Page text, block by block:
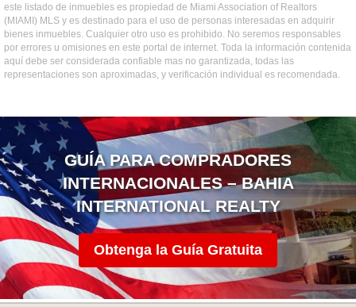
este listado de inmuebles es propiedad de Miami Association of Realtors
(MIAMI) MLS y es destinado para el uso de personas interesadas en adquirir
bienes inmuebles. Cualquier otro uso es prohibido. No seremos responsables
por errores u omisiones en este portal de internet. Toda la información contenida
aquí debe ser considerada confiable mas no garantizada, todas las
representaciones son aproximadas, y verificación individual es recomendada.
GUÍA PARA COMPRADORES
INTERNACIONALES – BAHIA
INTERNATIONAL REALTY
Obtenga la Guía Gratuita